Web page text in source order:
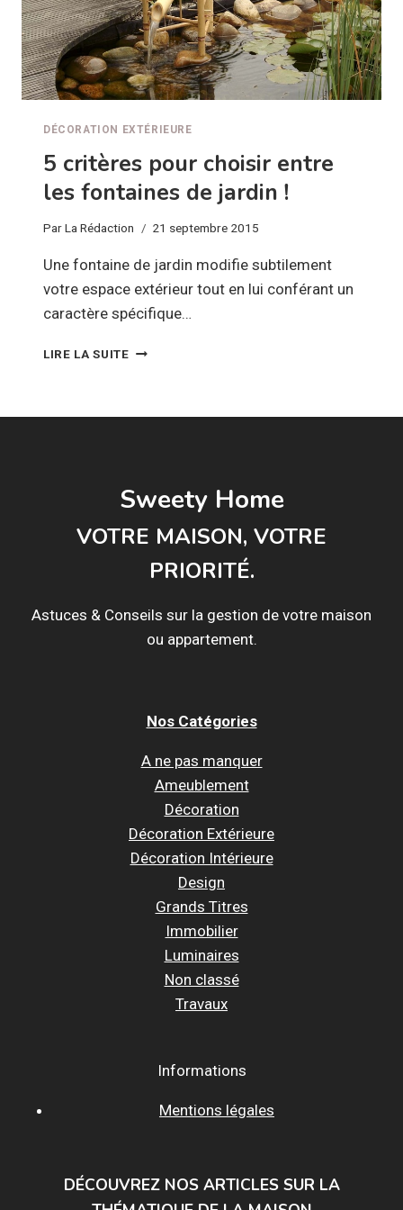
DÉCORATION EXTÉRIEURE
5 critères pour choisir entre
les fontaines de jardin !
ParLa Rédaction 21 septembre 2015
Une fontaine de jardin modifie subtilement
votre espace extérieur tout en lui conférant un
caractère spécifique…
LIRE LA SUITE5
JARDIN
Sweety Home
VOTRE MAISON, VOTRE
PRIORITÉ.
Astuces & Conseils sur la gestion de votre maison
ou appartement.
Nos Catégories
A ne pas manquer
Ameublement
Décoration
Décoration Extérieure
Décoration Intérieure
Design
Grands Titres
Immobilier
Luminaires
Non classé
Travaux
Informations
Mentions légales
DÉCOUVREZ NOS ARTICLES SUR LA